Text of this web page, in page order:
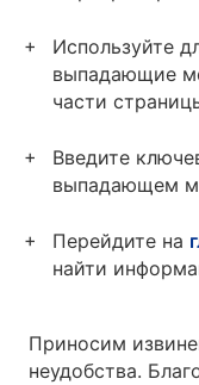
Используйте
выпадающие
части
Введите
выпадающем
Перейдите на
найти
Приносим
неудобства.